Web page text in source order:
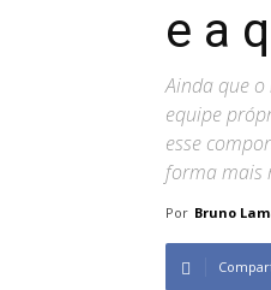
e a
Ainda que
equipe
esse
forma mais
Por Bruno